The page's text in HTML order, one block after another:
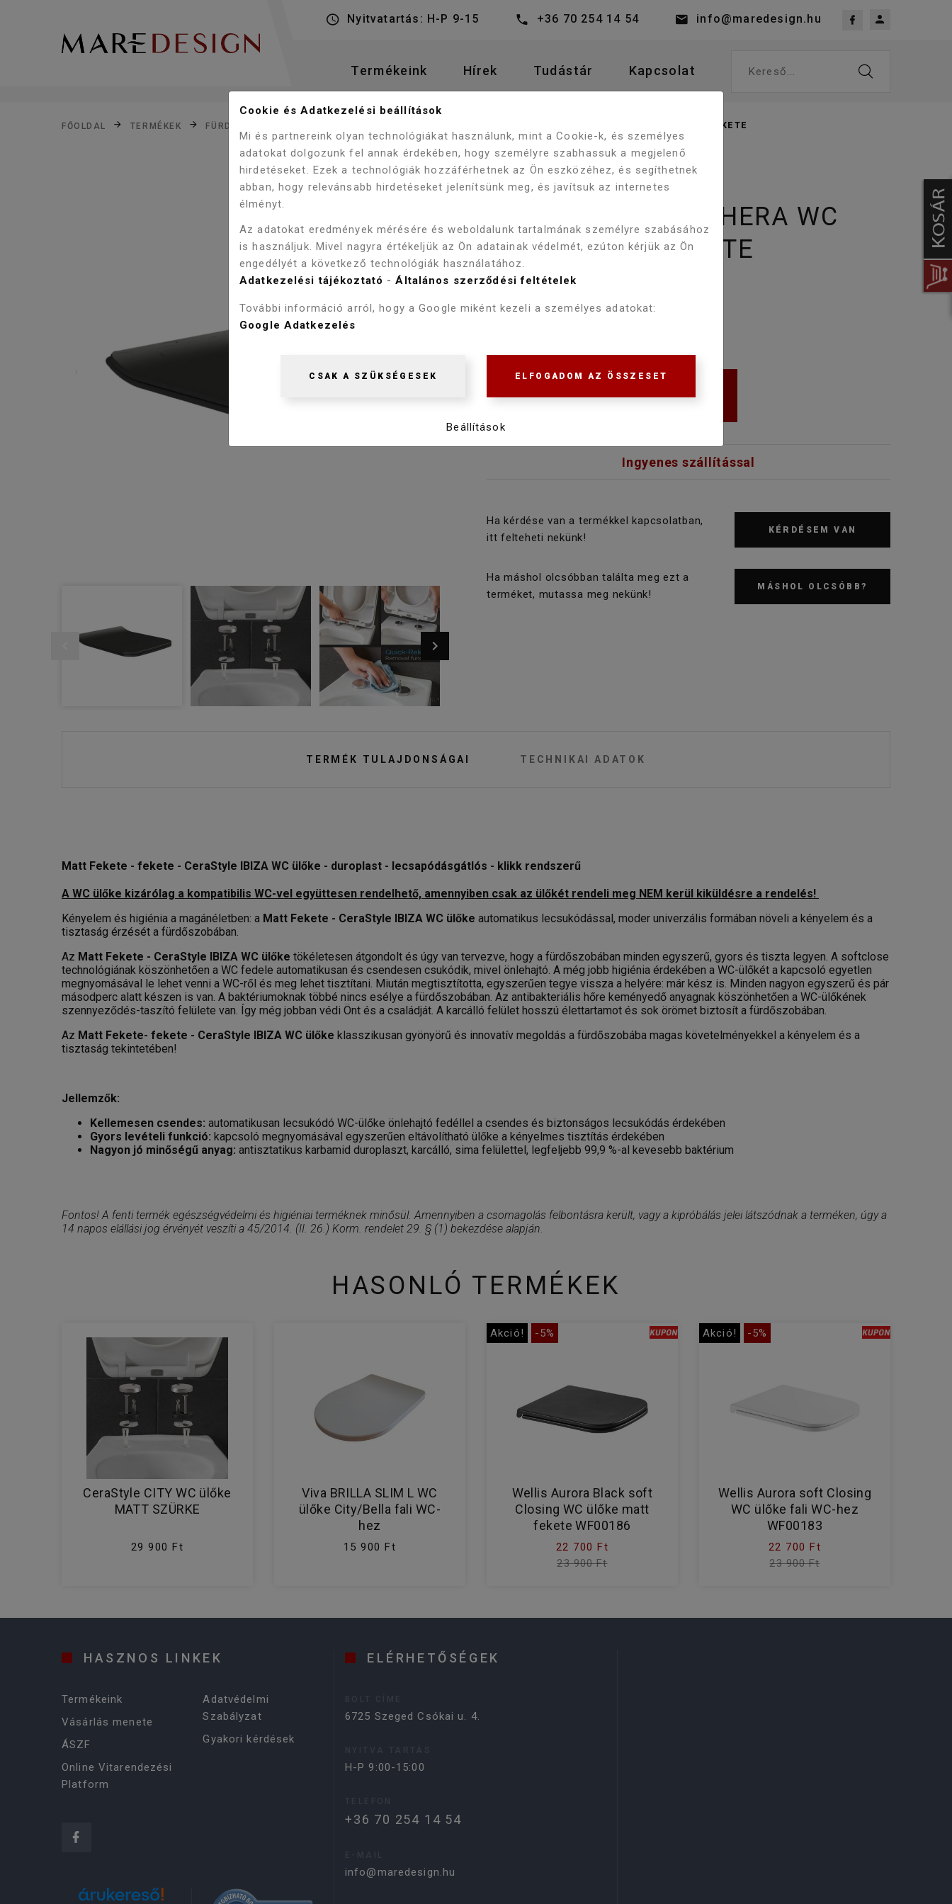
Nyitvatartás: H-P 9-15 +36 70 254 14 54 info@maredesign.hu
Termékeink Hírek Tudástár Kapcsolat Kereső...
FŐOLDAL TERMÉKEK FÜRDŐSZOBA CERASTYLE IBIZA/HERA WC ÜLŐKE MATT FEKETE
CERASTYLE IBIZA/HERA WC
ÜLŐKE MATT FEKETE
Szállítás 3-5 munkanap
41 900 Ft
KOSÁRBA
Ingyenes szállítással
Ha kérdése van a termékkel kapcsolatban,
itt felteheti nekünk!
KÉRDÉSEM VAN
Ha máshol olcsóbban találta meg ezt a
terméket, mutassa meg nekünk!
MÁSHOL OLCSÓBB?
TERMÉK TULAJDONSÁGAI TECHNIKAI ADATOK
Matt Fekete - fekete - CeraStyle IBIZA WC ülőke - duroplast - lecsapódásgátlós - klikk rendszerű
A WC ülőke kizárólag a kompatibilis WC-vel együttesen rendelhető, amennyiben csak az ülőkét rendeli meg NEM kerül kiküldésre a rendelés!
Kényelem és higiénia a magánéletben: a Matt Fekete - CeraStyle IBIZA WC ülőke automatikus lecsukódással, moder univerzális formában növeli a kényelem és a
tisztaság érzését a fürdőszobában.
Az Matt Fekete - CeraStyle IBIZA WC ülőke tökéletesen átgondolt és úgy van tervezve, hogy a fürdőszobában minden egyszerű, gyors és tiszta legyen. A softclose
technológiának köszönhetően a WC fedele automatikusan és csendesen csukódik, mivel önlehajtó. A még jobb higiénia érdekében a WC-ülőkét a kapcsoló egyetlen
megnyomásával le lehet venni a WC-ről és meg lehet tisztítani. Miután megtisztította, egyszerűen tegye vissza a helyére: már kész is. Minden nagyon egyszerű és pár
másodperc alatt készen is van. A baktériumoknak többé nincs esélye a fürdőszobában. Az antibakteriális hőre keményedő anyagnak köszönhetően a WC-ülőkének
szennyeződés-taszító felülete van. Így még jobban védi Önt és a családját. A karcálló felület hosszú élettartamot és sok örömet biztosít a fürdőszobában.
Az Matt Fekete- fekete - CeraStyle IBIZA WC ülőke klasszikusan gyönyörű és innovatív megoldás a fürdőszobába magas követelményekkel a kényelem és a
tisztaság tekintetében!
Jellemzők:
Kellemesen csendes: automatikusan lecsukódó WC-ülőke önlehajtó fedéllel a csendes és biztonságos lecsukódás érdekében
Gyors levételi funkció: kapcsoló megnyomásával egyszerűen eltávolítható ülőke a kényelmes tisztítás érdekében
Nagyon jó minőségű anyag: antisztatikus karbamid duroplaszt, karcálló, sima felülettel, legfeljebb 99,9 %-al kevesebb baktérium
Fontos! A fenti termék egészségvédelmi és higiéniai terméknek minősül. Amennyiben a csomagolás felbontásra került, vagy a kipróbálás jelei látszódnak a terméken, úgy a
14 napos elállási jog érvényét veszíti a 45/2014. (II. 26.) Korm. rendelet 29. § (1) bekezdése alapján.
HASONLÓ TERMÉKEK
CeraStyle CITY WC ülőke
MATT SZÜRKE
29 900 Ft
Viva BRILLA SLIM L WC
ülőke City/Bella fali WC-
hez
15 900 Ft
Akció! -5%
Wellis Aurora Black soft
Closing WC ülőke matt
fekete WF00186
22 700 Ft
23 900 Ft
Akció! -5%
Wellis Aurora soft Closing
WC ülőke fali WC-hez
WF00183
22 700 Ft
23 900 Ft
HASZNOS LINKEK
Termékeink
Vásárlás menete
ÁSZF
Online Vitarendezési
Platform
Adatvédelmi
Szabályzat
Gyakori kérdések
ELÉRHETŐSÉGEK
6725 Szeged Csókai u. 4.
H-P 9:00-15:00
+36 70 254 14 54
info@maredesign.hu
Cookie és Adatkezelési beállítások
Mi és partnereink olyan technológiákat használunk, mint a Cookie-k, és személyes
adatokat dolgozunk fel annak érdekében, hogy személyre szabhassuk a megjelenő
hirdetéseket. Ezek a technológiák hozzáférhetnek az Ön eszközéhez, és segíthetnek
abban, hogy relevánsabb hirdetéseket jelenítsünk meg, és javítsuk az internetes
élményt.
Az adatokat eredmények mérésére és weboldalunk tartalmának személyre szabásához
is használjuk. Mivel nagyra értékeljük az Ön adatainak védelmét, ezúton kérjük az Ön
engedélyét a következő technológiák használatához.
Adatkezelési tájékoztató -Általános szerződési feltételek
További információ arról, hogy a Google miként kezeli a személyes adatokat:
Google Adatkezelés
CSAK A SZÜKSÉGESEK ELFOGADOM AZ ÖSSZESET
Beállítások